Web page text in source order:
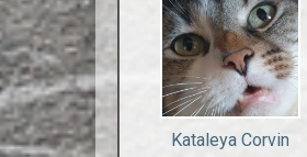
Kataleya Corvin